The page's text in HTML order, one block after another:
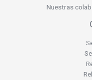
Nuestras